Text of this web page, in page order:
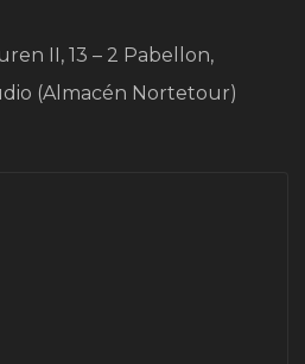
II, 13 – 2 Pabellon,
(Almacén Nortetour)